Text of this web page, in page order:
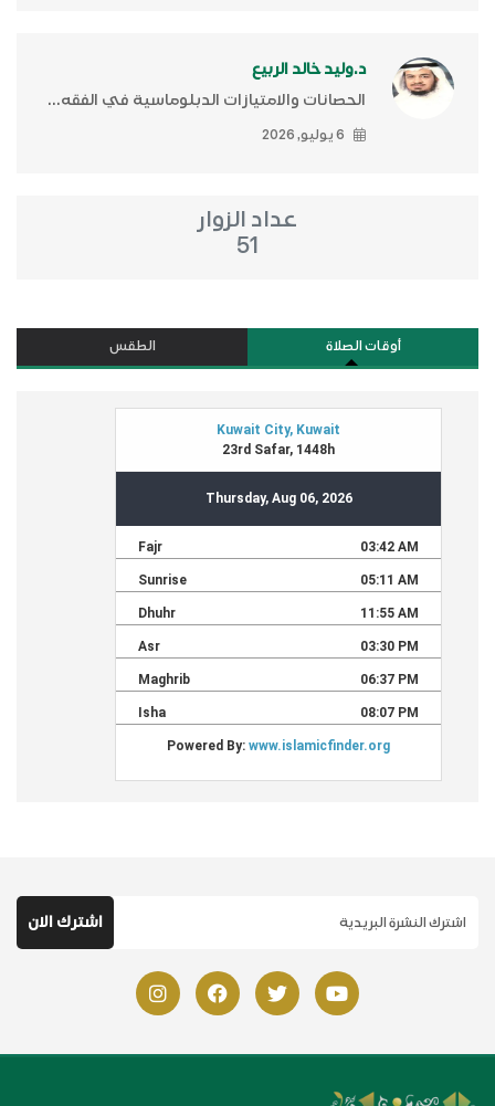
د.وليد خالد الربيع
الحصانات والامتيازات الدبلوماسية في الفقه...
6 يوليو, 2026
عداد الزوار
51
أوقات الصلاة الطقس